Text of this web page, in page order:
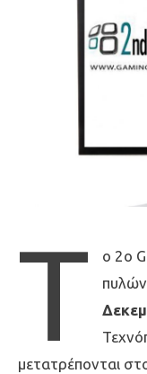
T
o 2ο
μετατρέπονται